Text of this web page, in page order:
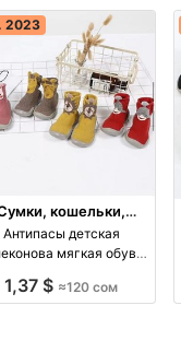
2023
кошельки,
чемоданы
Антипасы детская
мягкая обувь
Киргизия
1,37 $ ≈120 сом